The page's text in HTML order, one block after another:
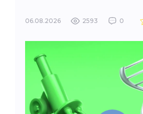
06.08.2026 2593 0